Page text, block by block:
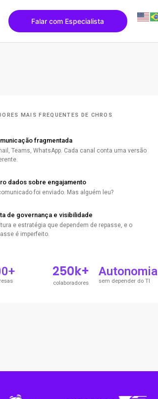
Falar com Especialista
MAIS FREQUENTES DE CHROS
fragmentada
Teams, WhatsApp. Cada canal conta uma versão
dados sobre engajamento
foi enviado. Mas alguém leu?
de governança e visibilidade
e estratégia que dependem de repasse, e o
é imperfeito.
250k+
colaboradores
Autonomia
sem depender do TI